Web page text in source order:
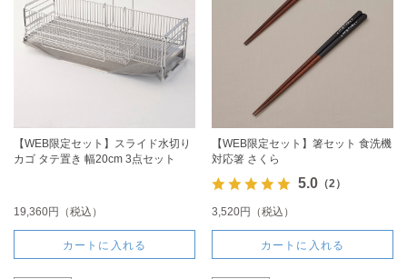
【WEB限定セット】スライド水切り
カゴ タテ置き 幅20cm 3点セット
19,360円（税込）
カートに入れる
【WEB限定セット】箸セット 食洗機
対応箸 さくら
5.0（2）
3,520円（税込）
カートに入れる